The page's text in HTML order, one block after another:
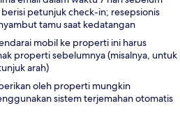
petunjuk check-in; resepsionis
tamu saat kedatangan
mobil ke properti ini harus
properti sebelumnya (misalnya, untuk
arah)
oleh properti mungkin
sistem terjemahan otomatis